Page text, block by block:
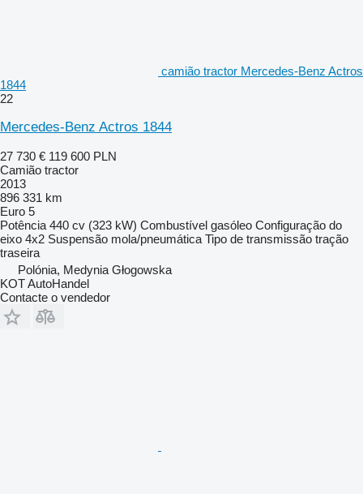
camião tractor Mercedes-Benz Actros
1844
22
Mercedes-Benz Actros 1844
27 730 € 119 600 PLN
Camião tractor
2013
896 331 km
Euro 5
Potência 440 cv (323 kW) Combustível gasóleo Configuração do
eixo 4x2 Suspensão mola/pneumática Tipo de transmissão tração
traseira
Polónia, Medynia Głogowska
KOT AutoHandel
Contacte o vendedor